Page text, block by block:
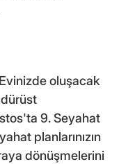
Evinizde oluşacak
9. Seyahat
planlarınızın
dönüşmelerini